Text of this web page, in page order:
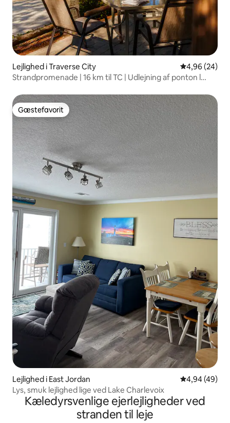
Lejlighed i Traverse City 4,96 ud af 5 i
4,96 (24)
Strandpromenade | 16 km til TC | Udlejning af ponton l
Gæstefavorit
Gæstefavorit
Lejlighed i East Jordan 4,94 ud af 5 i
4,94 (49)
Lys, smuk lejlighed lige ved Lake Charlevoix
Kæledyrsvenlige ejerlejligheder ved
stranden til leje